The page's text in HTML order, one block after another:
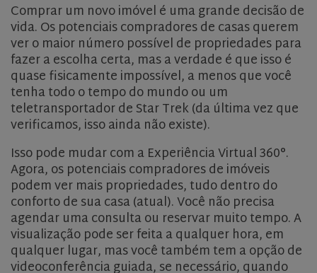
Comprar um novo imóvel é uma grande decisão de
vida. Os potenciais compradores de casas querem
ver o maior número possível de propriedades para
fazer a escolha certa, mas a verdade é que isso é
quase fisicamente impossível, a menos que você
tenha todo o tempo do mundo ou um
teletransportador de Star Trek (da última vez que
verificamos, isso ainda não existe).
Isso pode mudar com a Experiência Virtual 360°.
Agora, os potenciais compradores de imóveis
podem ver mais propriedades, tudo dentro do
conforto de sua casa (atual). Você não precisa
agendar uma consulta ou reservar muito tempo. A
visualização pode ser feita a qualquer hora, em
qualquer lugar, mas você também tem a opção de
videoconferência guiada, se necessário, quando